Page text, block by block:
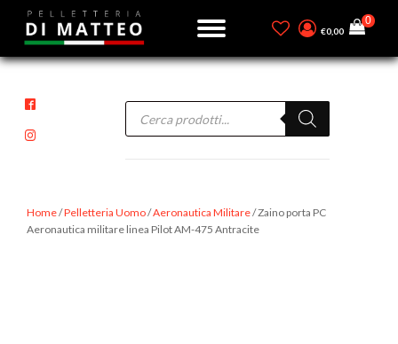
€0,00
Products
Home/Pelletteria Uomo/Aeronautica Militare/ Zaino porta PC
Aeronautica militare linea Pilot AM-475 Antracite